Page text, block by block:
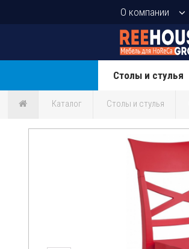
О компании
Столы и стулья
Каталог Столы и стулья